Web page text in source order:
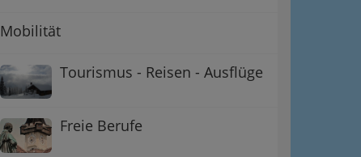
Mobilität
Tourismus - Reisen - Ausflüge
Freie Berufe